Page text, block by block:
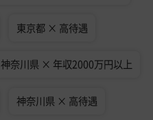
東京都 × 高待遇
神奈川県 × 年収2000万円以上
神奈川県 × 高待遇